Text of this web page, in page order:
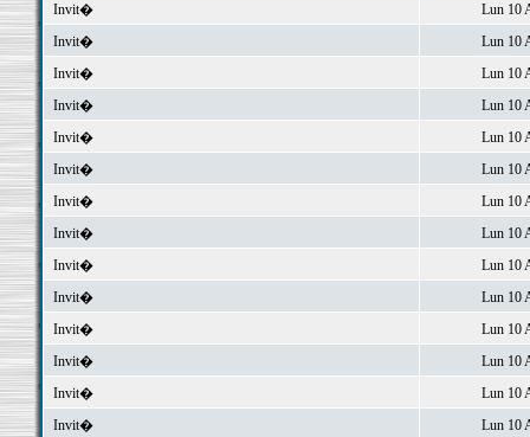
Invit�
Lun 10
Invit�
Lun 10
Invit�
Lun 10
Invit�
Lun 10
Invit�
Lun 10
Invit�
Lun 10
Invit�
Lun 10
Invit�
Lun 10
Invit�
Lun 10
Invit�
Lun 10
Invit�
Lun 10
Invit�
Lun 10
Invit�
Lun 10
Invit�
Lun 10